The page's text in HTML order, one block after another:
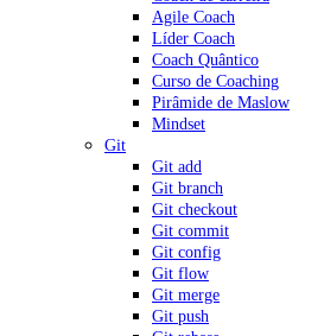
Agile Coach
Líder Coach
Coach Quântico
Curso de Coaching
Pirâmide de Maslow
Mindset
Git
Git add
Git branch
Git checkout
Git commit
Git config
Git flow
Git merge
Git push